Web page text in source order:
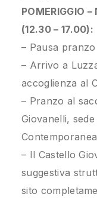
POMERIGGIO –
(12.30 – 17.00):
– Pausa pranzo
– Arrivo a
accoglienza al
– Pranzo al
Giovanelli,
– Il Castello
suggestiva
sito